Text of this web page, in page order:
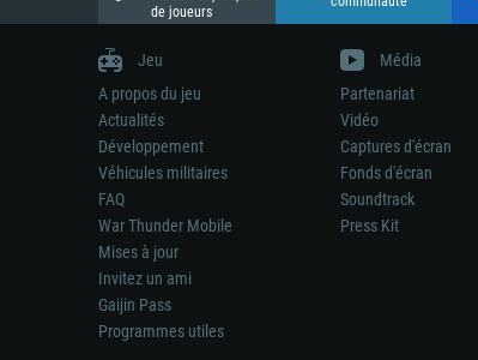
de joueurs
Jeu
A propos du jeu
Actualités
Développement
Véhicules militaires
FAQ
War Thunder Mobile
Mises à jour
Invitez un ami
Gaijin Pass
Programmes utiles
Média
Partenariat
Vidéo
Captures d'écran
Fonds d'écran
Soundtrack
Press Kit